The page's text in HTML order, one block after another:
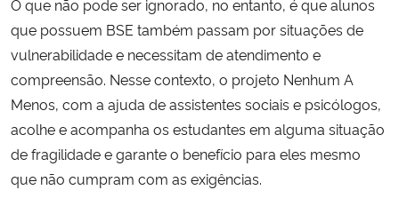
O que não pode ser ignorado, no entanto, é que alunos
que possuem BSE também passam por situações de
vulnerabilidade e necessitam de atendimento e
compreensão. Nesse contexto, o projeto Nenhum A
Menos, com a ajuda de assistentes sociais e psicólogos,
acolhe e acompanha os estudantes em alguma situação
de fragilidade e garante o benefício para eles mesmo
que não cumpram com as exigências.